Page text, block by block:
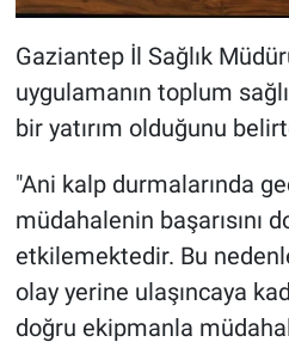
Gaziantep İl Sağlık
uygulamanın toplum
bir yatırım olduğunu
"Ani kalp durmalarında
müdahalenin başarısını
etkilemektedir. Bu
olay yerine ulaşıncaya
doğru ekipmanla